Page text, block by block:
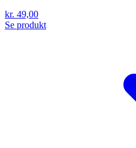
kr. 49,00
Se produkt